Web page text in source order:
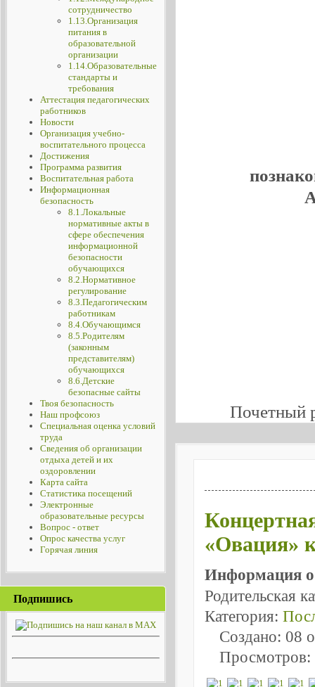
сотрудничество
1.13.Организация
питания в
образовательной
организации
1.14.Образовательные
стандарты и
требования
Аттестация педагогических
работников
Новости
Организация учебно-
воспитательного процесса
Достижения
Программа развития
Воспитательная работа
Информационная
безопасность
8.1.Локальные
нормативные акты в
сфере обеспечения
информационной
безопасности
обучающихся
8.2.Нормативное
регулирование
8.3.Педагогическим
работникам
8.4.Обучающимся
8.5.Родителям
(законным
представителям)
обучающихся
8.6.Детские
безопасные сайты
Твоя безопасность
Наш профсоюз
Специальная оценка условий
труда
Сведения об организации
отдыха детей и их
оздоровлении
Карта сайта
Статистика посещений
Электронные
образовательные ресурсы
Вопрос - ответ
Опрос качества услуг
Горячая линия
Подпишись
Почетный
«Овация»
Информация о
Родительская
Категория:
Создано: 08
Просмотров: